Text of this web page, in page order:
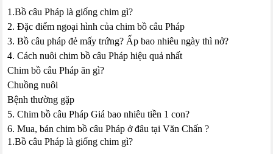
1.Bồ câu Pháp là giống chim gì?
2. Đặc điểm ngoại hình của chim bồ câu Pháp
3. Bồ câu pháp đẻ mấy trứng? Ấp bao nhiêu ngày thì nở?
4. Cách nuôi chim bồ câu Pháp hiệu quả nhất
Chim bồ câu Pháp ăn gì?
Chuồng nuôi
Bệnh thường gặp
5. Chim bồ câu Pháp Giá bao nhiêu tiền 1 con?
6. Mua, bán chim bồ câu Pháp ở đâu tại Văn Chấn ?
1.Bồ câu Pháp là giống chim gì?